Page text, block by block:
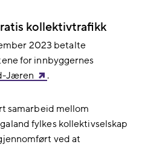
kollektivtrafikk
2023 betalte
for innbyggernes
Jæren .
samarbeid mellom
fylkes kollektivselskap
ved at